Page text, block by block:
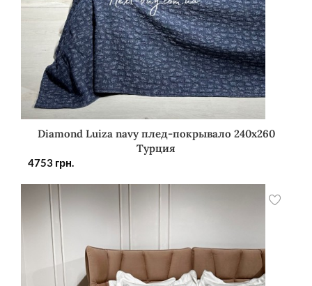
Diamond Luiza navy плед-покрывало 240х260
Турция
4753 грн.